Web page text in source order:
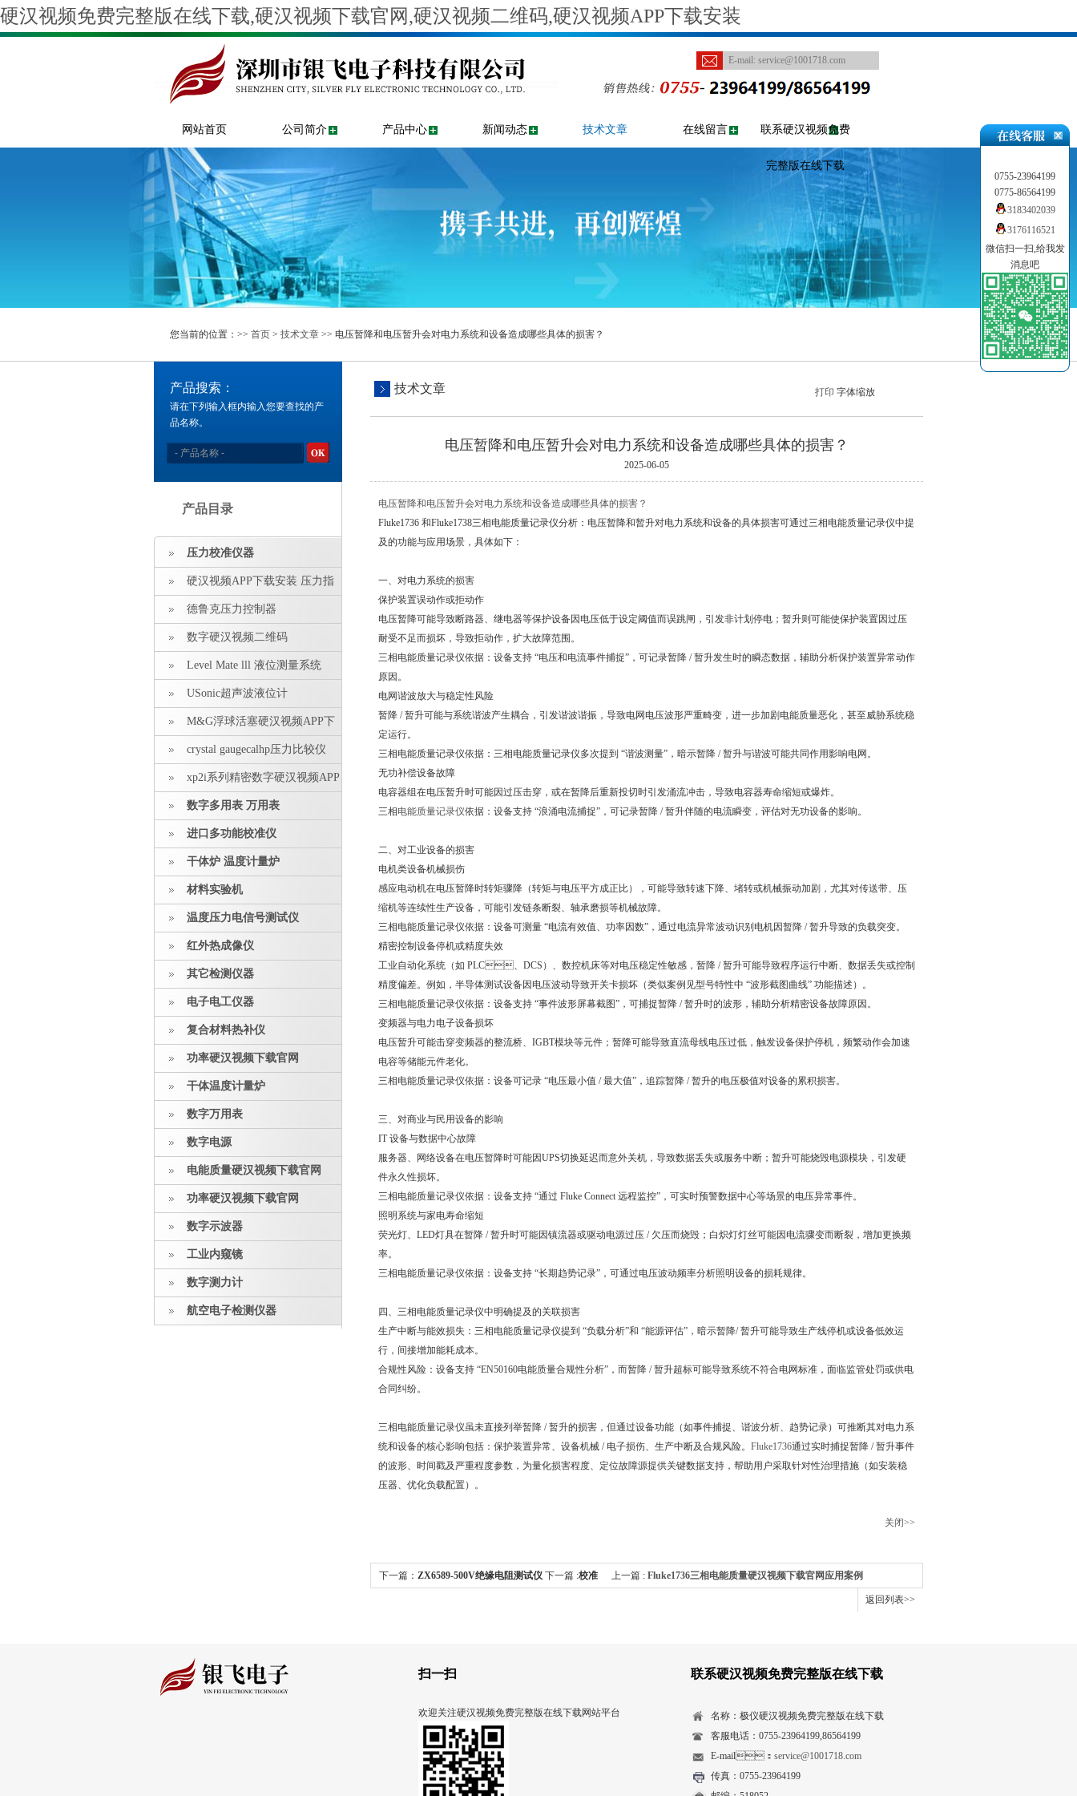
硬汉视频免费完整版在线下载,硬汉视频下载官网,硬汉视频二维码,硬汉视频APP下载安装
E-mail: service@1001718.com
网站首页 公司简介 产品中心 新闻动态 技术文章 在线留言 联系硬汉视频免费
完整版在线下载
您当前的位置：>> 首页 > 技术文章 >> 电压暂降和电压暂升会对电力系统和设备造成哪些具体的损害？
产品搜索：
请在下列输入框内输入您要查找的产
品名称。
产品目录
压力校准仪器
硬汉视频APP下载安装 压力指
示仪 压力标准源
德鲁克压力控制器
数字硬汉视频二维码
Level Mate lll 液位测量系统
USonic超声波液位计
M&G浮球活塞硬汉视频APP下
载安装crystal gaugecalhp压力比较仪
xp2i系列精密数字硬汉视频APP
下载安装数字多用表 万用表
进口多功能校准仪
干体炉 温度计量炉
材料实验机
温度压力电信号测试仪
红外热成像仪
其它检测仪器
电子电工仪器
复合材料热补仪
功率硬汉视频下载官网
干体温度计量炉
数字万用表
数字电源
电能质量硬汉视频下载官网
功率硬汉视频下载官网
数字示波器
工业内窥镜
数字测力计
航空电子检测仪器
技术文章 打印 字体缩放
电压暂降和电压暂升会对电力系统和设备造成哪些具体的损害？
2025-06-05
电压暂降和电压暂升会对电力系统和设备造成哪些具体的损害？
Fluke1736 和Fluke1738三相电能质量记录仪分析：电压暂降和暂升对电力系统和设备的具体损害可通过三相电能质量记录仪中提
及的功能与应用场景，具体如下：
一、对电力系统的损害
保护装置误动作或拒动作
电压暂降可能导致断路器、继电器等保护设备因电压低于设定阈值而误跳闸，引发非计划停电；暂升则可能使保护装置因过压
耐受不足而损坏，导致拒动作，扩大故障范围。
三相电能质量记录仪依据：设备支持 “电压和电流事件捕捉”，可记录暂降 / 暂升发生时的瞬态数据，辅助分析保护装置异常动作
原因。
电网谐波放大与稳定性风险
暂降 / 暂升可能与系统谐波产生耦合，引发谐波谐振，导致电网电压波形严重畸变，进一步加剧电能质量恶化，甚至威胁系统稳
定运行。
三相电能质量记录仪依据：三相电能质量记录仪多次提到 “谐波测量”，暗示暂降 / 暂升与谐波可能共同作用影响电网。
无功补偿设备故障
电容器组在电压暂升时可能因过压击穿，或在暂降后重新投切时引发涌流冲击，导致电容器寿命缩短或爆炸。
三相电能质量记录仪依据：设备支持 “浪涌电流捕捉”，可记录暂降 / 暂升伴随的电流瞬变，评估对无功设备的影响。
二、对工业设备的损害
电机类设备机械损伤
感应电动机在电压暂降时转矩骤降（转矩与电压平方成正比），可能导致转速下降、堵转或机械振动加剧，尤其对传送带、压
缩机等连续性生产设备，可能引发链条断裂、轴承磨损等机械故障。
三相电能质量记录仪依据：设备可测量 “电流有效值、功率因数”，通过电流异常波动识别电机因暂降 / 暂升导致的负载突变。
精密控制设备停机或精度失效
工业自动化系统（如 PLC、DCS）、数控机床等对电压稳定性敏感，暂降 / 暂升可能导致程序运行中断、数据丢失或控制
精度偏差。例如，半导体测试设备因电压波动导致开关卡损坏（类似案例见型号特性中 “波形截图曲线” 功能描述）。
三相电能质量记录仪依据：设备支持 “事件波形屏幕截图”，可捕捉暂降 / 暂升时的波形，辅助分析精密设备故障原因。
变频器与电力电子设备损坏
电压暂升可能击穿变频器的整流桥、IGBT模块等元件；暂降可能导致直流母线电压过低，触发设备保护停机，频繁动作会加速
电容等储能元件老化。
三相电能质量记录仪依据：设备可记录 “电压最小值 / 最大值”，追踪暂降 / 暂升的电压极值对设备的累积损害。
三、对商业与民用设备的影响
IT 设备与数据中心故障
服务器、网络设备在电压暂降时可能因UPS切换延迟而意外关机，导致数据丢失或服务中断；暂升可能烧毁电源模块，引发硬
件永久性损坏。
三相电能质量记录仪依据：设备支持 “通过 Fluke Connect 远程监控”，可实时预警数据中心等场景的电压异常事件。
照明系统与家电寿命缩短
荧光灯、LED灯具在暂降 / 暂升时可能因镇流器或驱动电源过压 / 欠压而烧毁；白炽灯灯丝可能因电流骤变而断裂，增加更换频
率。
三相电能质量记录仪依据：设备支持 “长期趋势记录”，可通过电压波动频率分析照明设备的损耗规律。
四、三相电能质量记录仪中明确提及的关联损害
生产中断与能效损失：三相电能质量记录仪提到 “负载分析”和 “能源评估”，暗示暂降/ 暂升可能导致生产线停机或设备低效运
行，间接增加能耗成本。
合规性风险：设备支持 “EN50160电能质量合规性分析”，而暂降 / 暂升超标可能导致系统不符合电网标准，面临监管处罚或供电
合同纠纷。
三相电能质量记录仪虽未直接列举暂降 / 暂升的损害，但通过设备功能（如事件捕捉、谐波分析、趋势记录）可推断其对电力系
统和设备的核心影响包括：保护装置异常、设备机械 / 电子损伤、生产中断及合规风险。 Fluke1736通过实时捕捉暂降 / 暂升事件
的波形、时间戳及严重程度参数，为量化损害程度、定位故障源提供关键数据支持，帮助用户采取针对性治理措施（如安装稳
压器、优化负载配置）。
关闭>>
上一篇 : Fluke1736三相电能质量硬汉视频下载官网应用案例
下一篇： ZX6589-500V绝缘电阻测试仪 下一篇 :校准
返回列表>>
扫一扫
欢迎关注硬汉视频免费完整版在线下载网站平台
联系硬汉视频免费完整版在线下载
名称：极仪硬汉视频免费完整版在线下载
客服电话：0755-23964199,86564199
E-mail： service@1001718.com
传真：0755-23964199
0755-23964199
0775-86564199
3183402039
3176116521
微信扫一扫,给我发
消息吧